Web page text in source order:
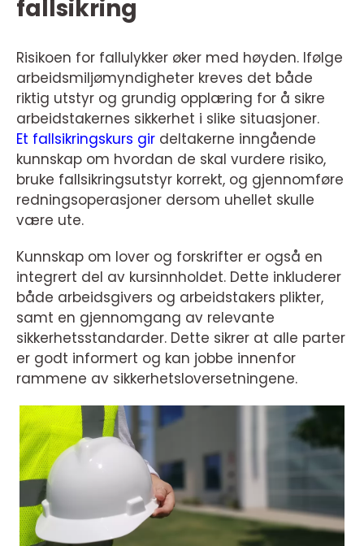
fallsikring
Risikoen for fallulykker øker med høyden. Ifølge
arbeidsmiljømyndigheter kreves det både
riktig utstyr og grundig opplæring for å sikre
arbeidstakernes sikkerhet i slike situasjoner.
Et fallsikringskurs gir deltakerne inngående
kunnskap om hvordan de skal vurdere risiko,
bruke fallsikringsutstyr korrekt, og gjennomføre
redningsoperasjoner dersom uhellet skulle
være ute.
Kunnskap om lover og forskrifter er også en
integrert del av kursinnholdet. Dette inkluderer
både arbeidsgivers og arbeidstakers plikter,
samt en gjennomgang av relevante
sikkerhetsstandarder. Dette sikrer at alle parter
er godt informert og kan jobbe innenfor
rammene av sikkerhetsloversetningene.